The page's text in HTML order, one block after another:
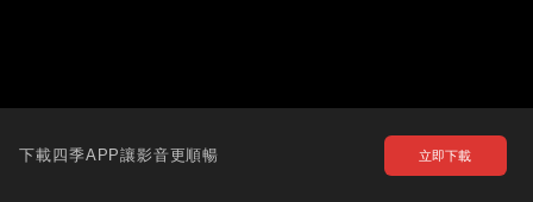
下載四季APP讓影音更順暢 立即下載